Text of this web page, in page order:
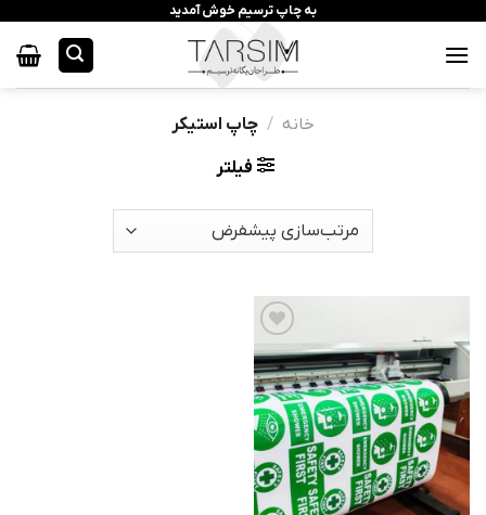
محتوا
به چاپ ترسیم خوش آمدید
خانه / چاپ استیکر
فیلتر
افزودن
به
علاقه
مندی
ها